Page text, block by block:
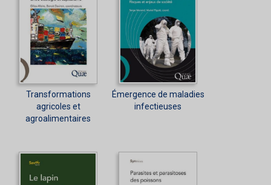
Transformations
agricoles et
agroalimentaires
Émergence de maladies
infectieuses